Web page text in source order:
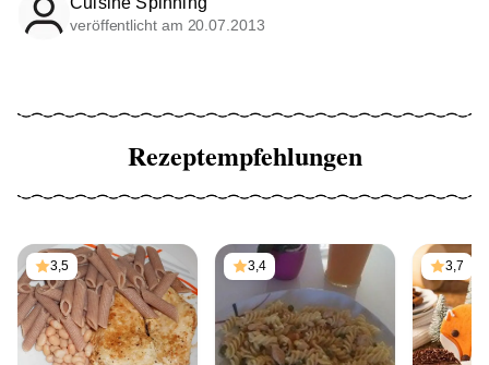
veröffentlicht am 20.07.2013
Rezeptempfehlungen
3,5 3,4 3,7